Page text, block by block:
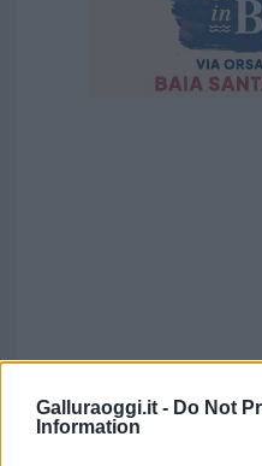
Galluraoggi.it - Do Not
Information